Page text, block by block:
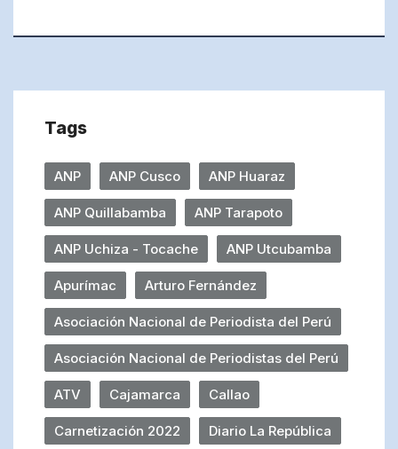
Tags
ANP ANP Cusco ANP Huaraz
ANP Quillabamba ANP Tarapoto
ANP Uchiza - Tocache ANP Utcubamba
Apurímac Arturo Fernández
Asociación Nacional de Periodista del Perú
Asociación Nacional de Periodistas del Perú
ATV Cajamarca Callao
Carnetización 2022 Diario La República